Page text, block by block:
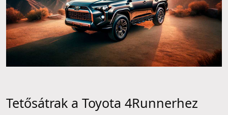
Tetősátrak a Toyota 4Runnerhez